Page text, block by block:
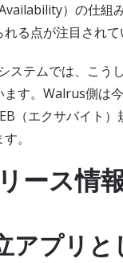
）の仕
る点が注目されて
ステムでは、こう
す。Walrus側は
（エクサバイト
。
ース情
アプリと